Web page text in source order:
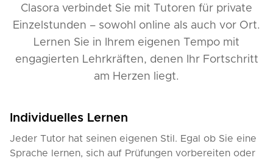
Clasora verbindet Sie mit Tutoren für private
Einzelstunden – sowohl online als auch vor Ort.
Lernen Sie in Ihrem eigenen Tempo mit
engagierten Lehrkräften, denen Ihr Fortschritt
am Herzen liegt.
Individuelles Lernen
Jeder Tutor hat seinen eigenen Stil. Egal ob Sie eine
Sprache lernen, sich auf Prüfungen vorbereiten oder